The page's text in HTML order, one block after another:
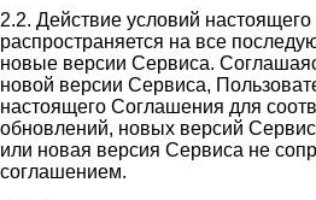
2.2. Действие условий
распространяется на все
новые версии Сервиса.
новой версии Сервиса,
настоящего Соглашения для
обновлений, новых версий
или новая версия Сервиса не
соглашением.